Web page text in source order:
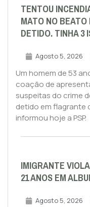
TENTOU
MATO NO
DETIDO. TINHA 3
Agosto 5, 2026
Um homem de 53
coação de
suspeitas do crime
detido em flagrante
informou hoje a PSP.
IMIGRANTE
21 ANOS EM
Agosto 5, 2026